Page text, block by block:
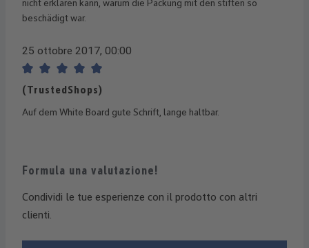
Formula una valutazione!
Condividi le tue esperienze con il prodotto con altri
clienti.
nicht erklären kann, warum die Packung mit den stiften so
beschädigt war.
25 ottobre 2017, 00:00
Recensione con valutazione di 5 su 5 stelle
(TrustedShops)
Auf dem White Board gute Schrift, lange haltbar.